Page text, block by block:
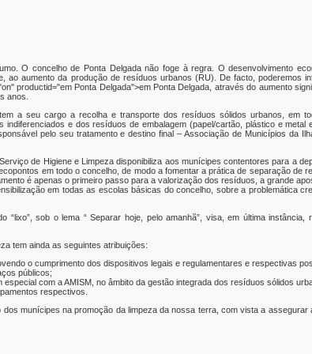
O concelho de Ponta Delgada não foge à regra. O desenvolvimento
ao aumento da produção de resíduos urbanos (RU). De facto, poderemos
productid="em Ponta Delgada">em Ponta Delgada, através do aumento
anos.
a seu cargo a recolha e transporte dos resíduos sólidos urbanos, em
e dos resíduos de embalagem (papel/cartão, plástico e metal
pelo seu tratamento e destino final – Associação de Municípios da
de Higiene e Limpeza disponibiliza aos munícipes contentores para a
em todo o concelho, de modo a fomentar a prática de separação de
é apenas o primeiro passo para a valorização dos resíduos, a grande
em todas as escolas básicas do concelho, sobre a problemática
“lixo”, sob o lema “ Separar hoje, pelo amanhã”, visa, em última
tem ainda as seguintes atribuições:
o cumprimento dos dispositivos legais e regulamentares e respectivas
públicos;
com a AMISM, no âmbito da gestão integrada dos resíduos sólidos
respectivos.
munícipes na promoção da limpeza da nossa terra, com vista a